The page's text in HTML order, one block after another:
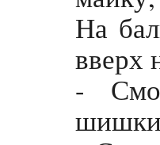
На
вверх
-